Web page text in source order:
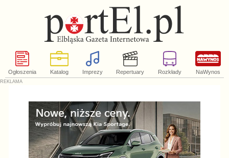
Ogłoszenia Katalog Imprezy Repertuary Rozkłady NaWynos